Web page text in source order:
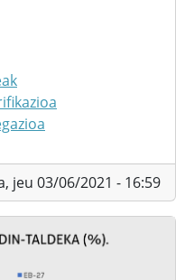
jeu 03/06/2021 - 16:59